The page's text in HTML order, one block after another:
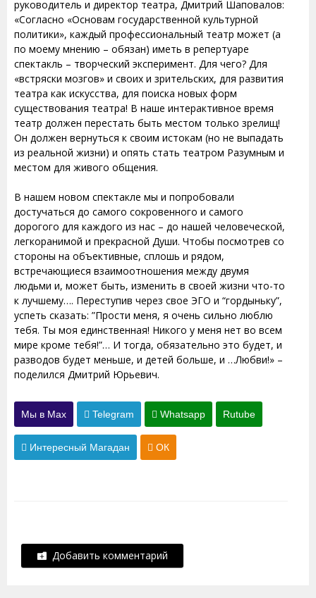
руководитель и директор театра, Дмитрий Шаповалов:
«Согласно «Основам государственной культурной
политики», каждый профессиональный театр может (а
по моему мнению – обязан) иметь в репертуаре
спектакль – творческий эксперимент. Для чего? Для
«встряски мозгов» и своих и зрительских, для развития
театра как искусства, для поиска новых форм
существования театра! В наше интерактивное время
театр должен перестать быть местом только зрелищ!
Он должен вернуться к своим истокам (но не выпадать
из реальной жизни) и опять стать театром Разумным и
местом для живого общения.
В нашем новом спектакле мы и попробовали
достучаться до самого сокровенного и самого
дорогого для каждого из нас – до нашей человеческой,
легкоранимой и прекрасной Души. Чтобы посмотрев со
стороны на объективные, сплошь и рядом,
встречающиеся взаимоотношения между двумя
людьми и, может быть, изменить в своей жизни что-то
к лучшему…. Переступив через свое ЭГО и “гордыньку”,
успеть сказать: ”Прости меня, я очень сильно люблю
тебя. Ты моя единственная! Никого у меня нет во всем
мире кроме тебя!”… И тогда, обязательно это будет, и
разводов будет меньше, и детей больше, и …Любви!» –
поделился Дмитрий Юрьевич.
Мы в Max Telegram Whatsapp Rutube
Интересный Магадан ОК
Добавить комментарий